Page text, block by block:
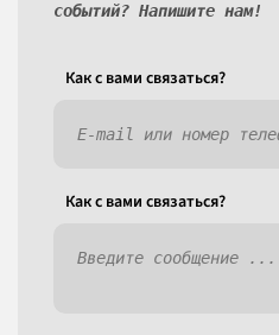
событий? Напишите нам!
Как c вами связаться?
Как c вами связаться?